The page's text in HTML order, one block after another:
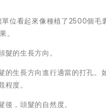
位看起來像種植了2500個
。
的生長方向。
的生長方向進行適當的打孔
度。
，頭髮的自然度。